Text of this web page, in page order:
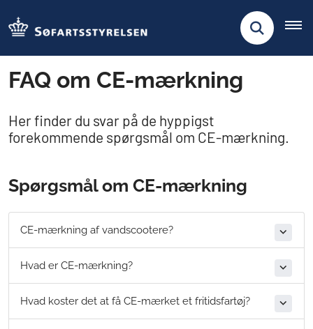
FAQ om CE-mærkning
Her finder du svar på de hyppigst
forekommende spørgsmål om CE-mærkning.
Spørgsmål om CE-mærkning
CE-mærkning af vandscootere?
Hvad er CE-mærkning?
Hvad koster det at få CE-mærket et fritidsfartøj?